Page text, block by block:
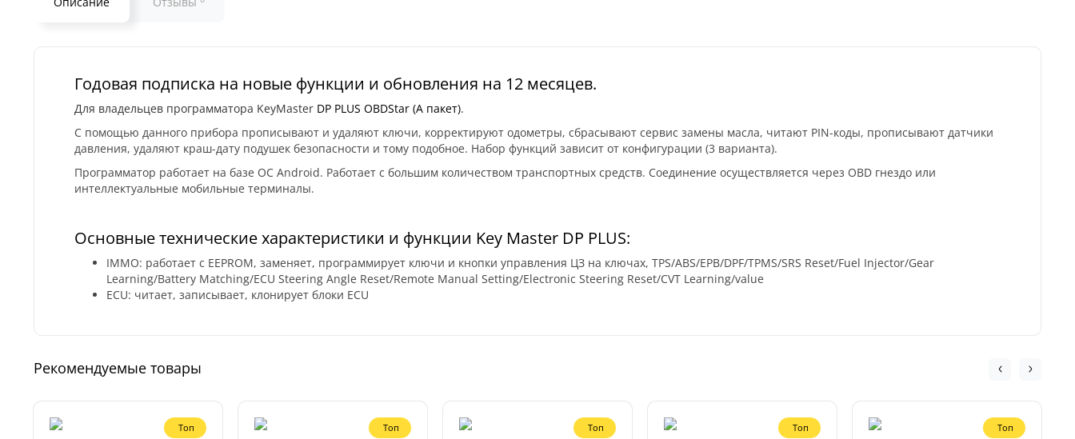
Годовая подписка на новые функции и обновления на 12 месяцев.
Для владельцев программатора KeyMaster DP PLUS OBDStar (А пакет).
С помощью данного прибора прописывают и удаляют ключи, корректируют одометры, сбрасывают сервис замены масла, читают PIN-коды, прописывают датчики
давления, удаляют краш-дату подушек безопасности и тому подобное. Набор функций зависит от конфигурации (3 варианта).
Программатор работает на базе ОС Android. Работает с большим количеством транспортных средств. Соединение осуществляется через OBD гнездо или
интеллектуальные мобильные терминалы.
Основные технические характеристики и функции Key Master DP PLUS:
IMMO: работает с EEPROM, заменяет, программирует ключи и кнопки управления ЦЗ на ключах, TPS/ABS/EPB/DPF/TPMS/SRS Reset/Fuel Injector/Gear
Learning/Battery Matching/ECU Steering Angle Reset/Remote Manual Setting/Electronic Steering Reset/CVT Learning/value
ECU: читает, записывает, клонирует блоки ECU
Рекомендуемые товары
Топ Топ Топ Топ Топ